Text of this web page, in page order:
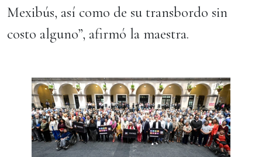
Mexibús, así como de su transbordo sin
costo alguno”, afirmó la maestra.